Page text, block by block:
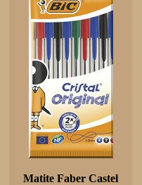
Matite Faber Castel